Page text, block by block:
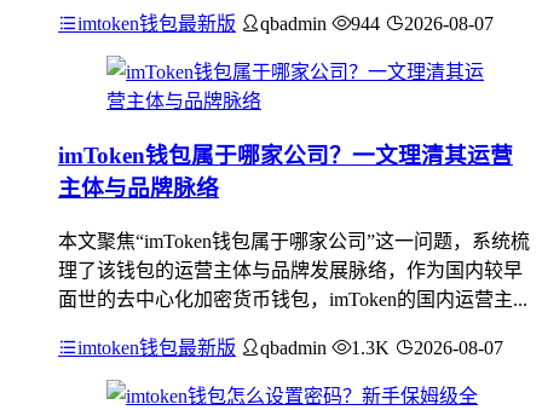
imtoken钱包最新版 qbadmin 944 2026-08-07
imToken钱包属于哪家公司？一文理清其运营
主体与品牌脉络
本文聚焦“imToken钱包属于哪家公司”这一问题，系统梳
理了该钱包的运营主体与品牌发展脉络，作为国内较早
面世的去中心化加密货币钱包，imToken的国内运营主...
imtoken钱包最新版 qbadmin 1.3K 2026-08-07